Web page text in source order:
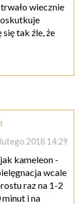
wiecznie
się tak źle, że
2018 14:29
kameleon -
wcale
raz na 1-2
minut i na